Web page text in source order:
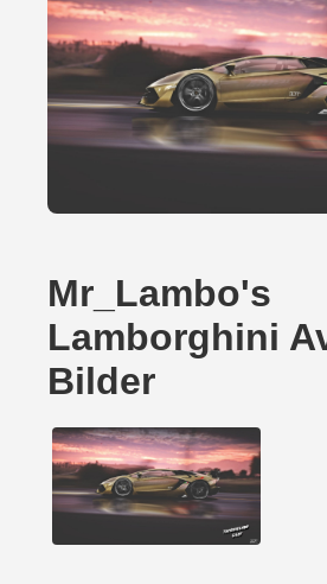
Mr_Lambo's
Lamborghini
Bilder